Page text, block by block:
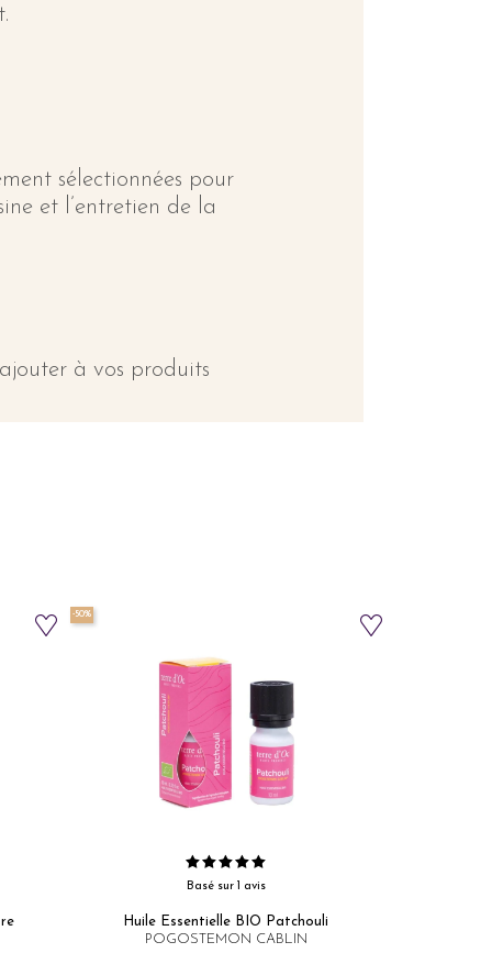
sélectionnées pour
et l’entretien de la
à vos produits
-50%
Basé sur 1 avis
Huile Essentielle BIO Patchouli​
POGOSTEMON CABLIN